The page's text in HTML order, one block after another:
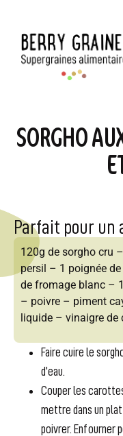
SORGHO
Parfait pour un
120g de sorgho cru
persil – 1 poignée
de fromage blanc –
– poivre – piment
liquide – vinaigre de
Faire cuire le
d’eau.
Couper les
mettre dans un
poivrer. Enfourner